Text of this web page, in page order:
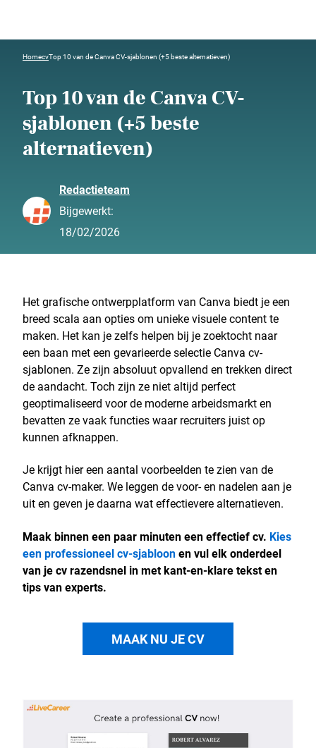
HomecvTop 10 van de Canva CV-sjablonen (+5 beste alternatieven)
Top 10 van de Canva CV-
sjablonen (+5 beste
alternatieven)
Redactieteam
Bijgewerkt:
18/02/2026
Het grafische ontwerpplatform van Canva biedt je een
breed scala aan opties om unieke visuele content te
maken. Het kan je zelfs helpen bij je zoektocht naar
een baan met een gevarieerde selectie Canva cv-
sjablonen. Ze zijn absoluut opvallend en trekken direct
de aandacht. Toch zijn ze niet altijd perfect
geoptimaliseerd voor de moderne arbeidsmarkt en
bevatten ze vaak functies waar recruiters juist op
kunnen afknappen.
Je krijgt hier een aantal voorbeelden te zien van de
Canva cv-maker. We leggen de voor- en nadelen aan je
uit en geven je daarna wat effectievere alternatieven.
Maak binnen een paar minuten een effectief cv. Kies
een professioneel cv-sjabloonen vul elk onderdeel
van je cv razendsnel in met kant-en-klare tekst en
tips van experts.
MAAK NU JE CV